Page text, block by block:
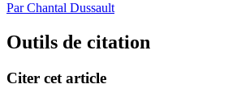
Par Chantal Dussault
Outils de citation
Citer cet article